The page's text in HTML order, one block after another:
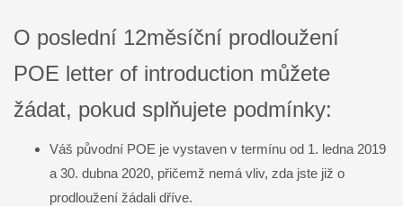
O poslední 12měsíční prodloužení
POE letter of introduction můžete
žádat, pokud splňujete podmínky:
Váš původní POE je vystaven v termínu od 1. ledna 2019
a 30. dubna 2020, přičemž nemá vliv, zda jste již o
prodloužení žádali dříve.